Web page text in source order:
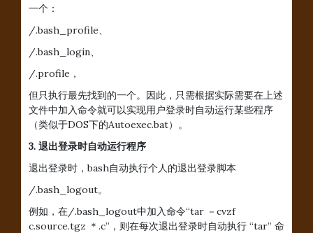
一个：
/.bash_profile、
/.bash_login、
/.profile，
但只执行最先找到的一个。因此，只需根据实际需要在上述
文件中加入命令就可以实现用户登录时自动运行某些程序
（类似于DOS下的Autoexec.bat）。
3. 退出登录时自动运行程序
退出登录时，bash自动执行个人的退出登录脚本
/.bash_logout。
例如，在/.bash_logout中加入命令“tar －cvzf
c.source.tgz ＊.c”，则在每次退出登录时自动执行 “tar” 命